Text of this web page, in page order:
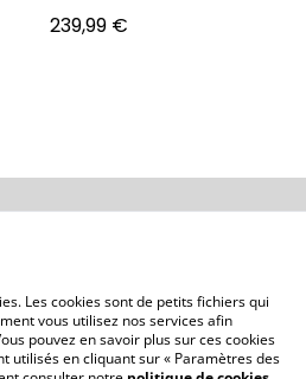
239,99 €
Revendeurs
nous
Les cookies sont de petits fichiers qui
vous utilisez nos services afin
pouvez en savoir plus sur ces cookies
utilisés en cliquant sur « Paramètres des